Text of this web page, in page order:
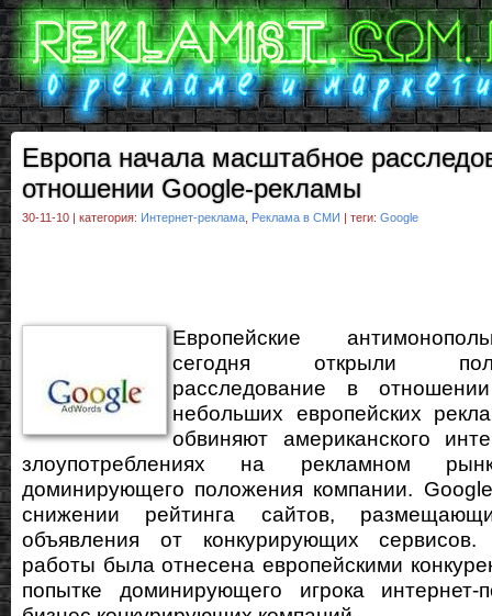
Европа начала масштабное
отношении Google-рекламы
30-11-10 | категория: Интернет-реклама Реклама в СМИ | теги: Google
Европейские
сегодня открыли
расследование в
небольших европейских
обвиняют американского
злоупотреблениях на рекламном
доминирующего положения компании.
снижении рейтинга сайтов,
объявления от конкурирующих
работы была отнесена европейскими
попытке доминирующего игрока интернет-